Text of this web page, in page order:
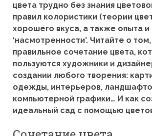
цвета трудно без знания
правил колористики (теории
хорошего вкуса, а также опыта и
‘насмотренности’. Читайте о
правильное сочетание цвета,
пользуются художники и
создании любого творения:
одежды, интерьеров,
компьютерной графики… И как
идеальный сад с помощью